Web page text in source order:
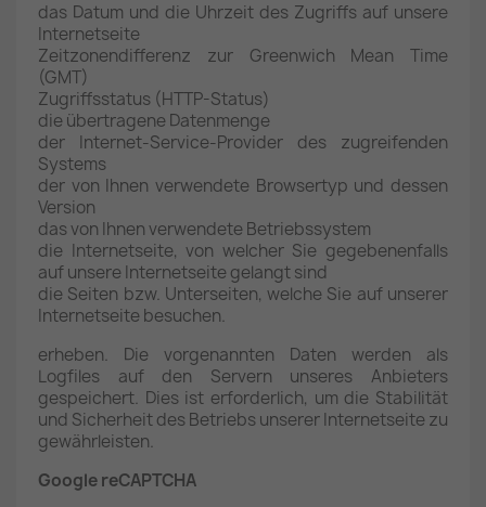
das Datum und die Uhrzeit des Zugriffs auf unsere
Internetseite
Zeitzonendifferenz zur Greenwich Mean Time
(GMT)
Zugriffsstatus (HTTP-Status)
die übertragene Datenmenge
der Internet-Service-Provider des zugreifenden
Systems
der von Ihnen verwendete Browsertyp und dessen
Version
das von Ihnen verwendete Betriebssystem
die Internetseite, von welcher Sie gegebenenfalls
auf unsere Internetseite gelangt sind
die Seiten bzw. Unterseiten, welche Sie auf unserer
Internetseite besuchen.
erheben. Die vorgenannten Daten werden als
Logfiles auf den Servern unseres Anbieters
gespeichert. Dies ist erforderlich, um die Stabilität
und Sicherheit des Betriebs unserer Internetseite zu
gewährleisten.
Google reCAPTCHA